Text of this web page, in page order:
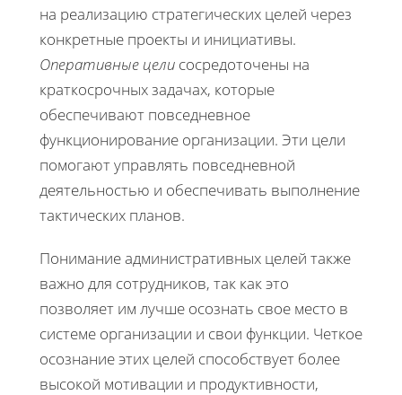
на реализацию стратегических целей через
конкретные проекты и инициативы.
Оперативные цели сосредоточены на
краткосрочных задачах, которые
обеспечивают повседневное
функционирование организации. Эти цели
помогают управлять повседневной
деятельностью и обеспечивать выполнение
тактических планов.
Понимание административных целей также
важно для сотрудников, так как это
позволяет им лучше осознать свое место в
системе организации и свои функции. Четкое
осознание этих целей способствует более
высокой мотивации и продуктивности,